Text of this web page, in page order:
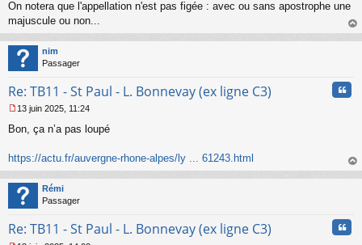
On notera que l'appellation n'est pas figée : avec ou sans apostrophe une
majuscule ou non...
au
nim
Passager
Re: TB11 - St Paul - L. Bonnevay (ex ligne C3)
e
s
a
g
e
n
n
13 juin 2025, 11:24
Bon, ça n’a pas loupé
https://actu.fr/auvergne-rhone-alpes/ly ... 61243.html
au
Rémi
Passager
Re: TB11 - St Paul - L. Bonnevay (ex ligne C3)